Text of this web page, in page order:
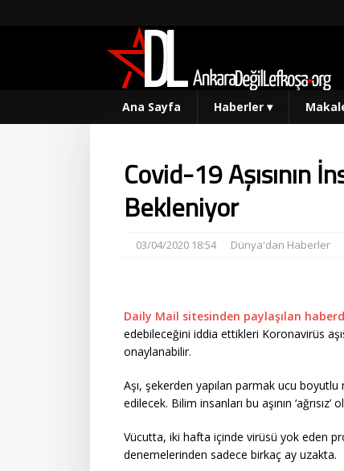
Ana Sayfa Haberler ▾
Covid-19 Aşısının
Bekleniyor
03/04/2020 18:54 Dünya'dan Haberler
Daily Mail sitesinden paylaşılan
edebileceğini iddia ettikleri Koronavirüs
onaylanabilir.
Aşı, şekerden yapılan parmak ucu
edilecek. Bilim insanları bu aşının ‘ağrısız’
Vücutta, iki hafta içinde virüsü yok eden
denemelerinden sadece birkaç ay uzakta.